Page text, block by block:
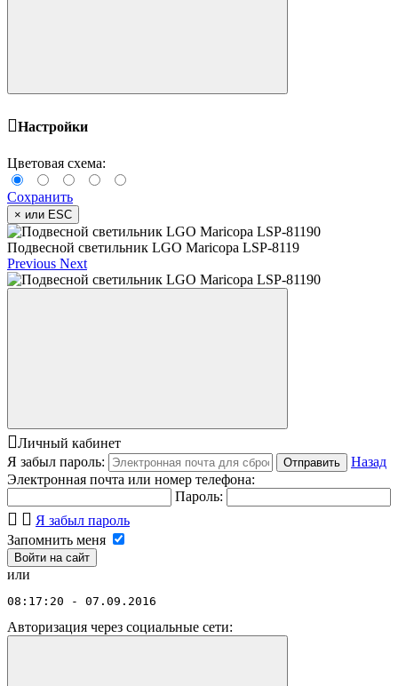
Настройки
Цветовая схема:
Сохранить
× или ESC
Подвесной светильник LGO Maricopa LSP-8119
Previous Next
Личный кабинет
Я забыл пароль:
Отправить
Назад
Электронная почта или номер телефона:
Пароль:
Я забыл пароль
Запомнить меня
или
08:17:20 - 07.09.2016
Авторизация через социальные сети: